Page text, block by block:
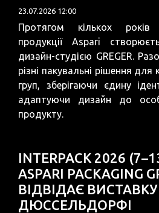
23.07.2026 12:00
Протягом кількох років
продукції Aspari
дизайн-студією GREGER.
різні пакувальні рішення
груп, зберігаючи єдину
адаптуючи дизайн до
продукту.
INTERPACK 2026
ASPARI PACKAGING
ВІДВІДАЄ
ДЮССЕЛЬДОРФІ